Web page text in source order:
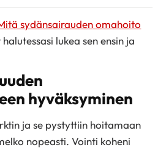
sydänsairauden omahoito
lukea sen ensin ja
hyväksyminen
ja se pystyttiin hoitamaan
nopeasti. Vointi koheni